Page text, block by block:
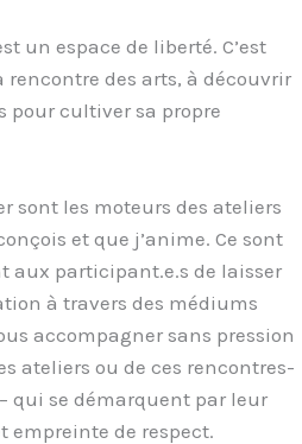
un espace de liberté. C’est
des arts, à découvrir
pour cultiver sa propre
sont les moteurs des ateliers
et que j’anime. Ce sont
aux participant.e.s de laisser
à travers des médiums
accompagner sans pression
ateliers ou de ces rencontres-
qui se démarquent par leur
empreinte de respect.